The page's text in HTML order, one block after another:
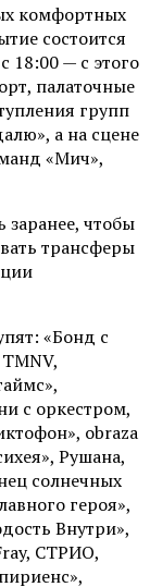
комфортных
состоится
18:00 — с этого
палаточные
групп
а на сцене
«Мич»,
чтобы
трансферы
«Бонд с
с оркестром,
obraza
Рушана,
солнечных
героя»,
Внутри»,
СТРИО,